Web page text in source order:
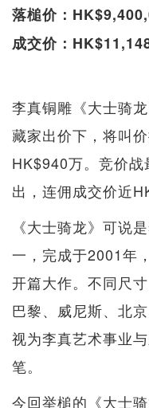
落槌价：
成交价：
李真铜雕《大士骑
藏家出价下，将叫
HK$940万。竞价
出，连佣成交价近
《大士骑龙》可说
一，完成于2001年
开篇大作。不同尺
巴黎、威尼斯、北
视为李真艺术事业
笔。
今回举槌的《大士